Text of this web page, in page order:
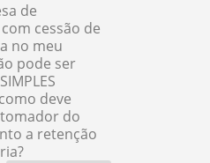
de
cessão de
no meu
pode ser
deve
do
a retenção